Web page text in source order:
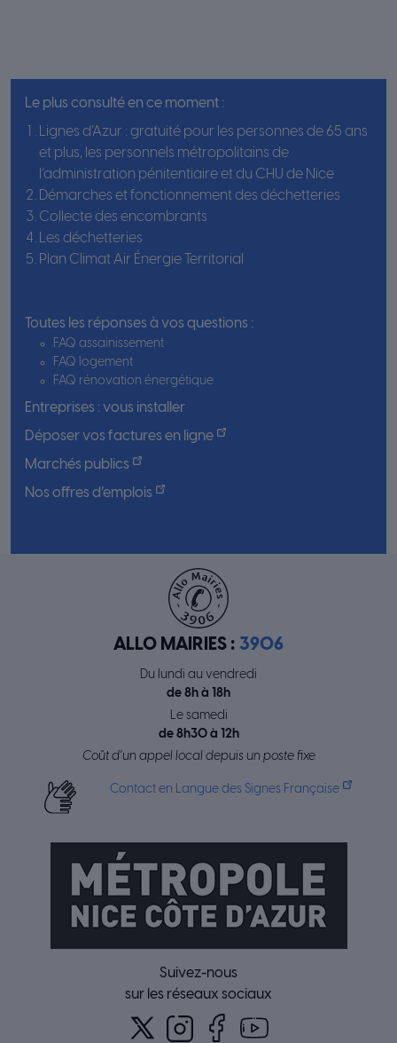
Le plus consulté en ce moment :
Lignes d’Azur : gratuité pour les personnes de 65 ans
et plus, les personnels métropolitains de
l’administration pénitentiaire et du CHU de Nice
Démarches et fonctionnement des déchetteries
Collecte des encombrants
Les déchetteries
Plan Climat Air Énergie Territorial
Toutes les réponses à vos questions :
FAQ assainissement
FAQ logement
FAQ rénovation énergétique
Entreprises : vous installer
Déposer vos factures en ligne
Marchés publics
Nos offres d’emplois
ALLO MAIRIES : 3906
Du lundi au vendredi
de 8h à 18h
Le samedi
de 8h30 à 12h
Coût d’un appel local depuis un poste fixe
Contact en Langue des Signes Française
Suivez-nous
sur les réseaux sociaux